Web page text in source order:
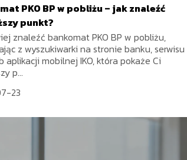
PKO BP w pobliżu – jak znaleźć
punkt?
znaleźć bankomat PKO BP w pobliżu,
z wyszukiwarki na stronie banku, serwisu
aplikacji mobilnej IKO, która pokaże Ci
p...
23